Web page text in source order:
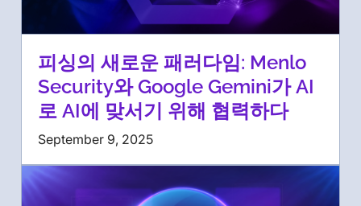
피싱의 새로운 패러다임: Menlo
Security와 Google Gemini가 AI
로 AI에 맞서기 위해 협력하다
September 9, 2025